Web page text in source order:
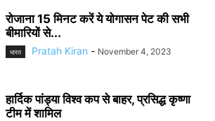
रोजाना 15 मिनट करें ये योगासन पेट की सभी
बीमारियों से...
भारत Pratah Kiran - November 4, 2023
हार्दिक पांड्या विश्व कप से बाहर, प्रसिद्ध कृष्णा
टीम में शामिल